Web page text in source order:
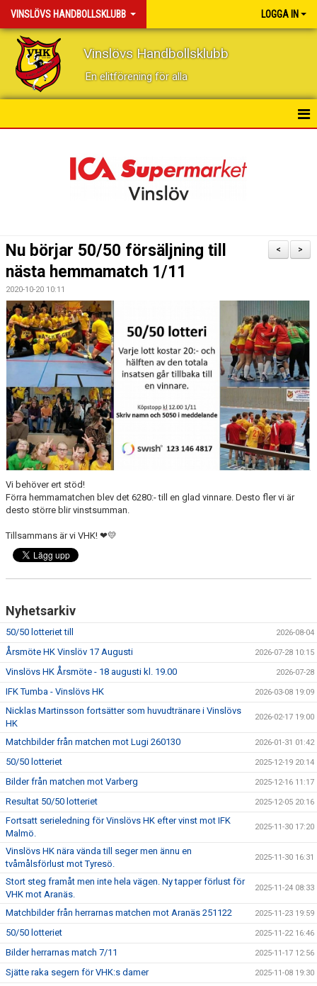
VINSLÖVS HANDBOLLSKLUBB LOGGA IN
Vinslövs Handbollsklubb
En elitförening för alla
BILDGALLERI
MATCHER
LÄNKAR
BLI MEDLEM!
VFC CUPEN
VHK SOCIALA MEDIER
VHK SHOP 2025-2026
TEAM 500
>
<
Nu börjar 50/50 försäljning till
nästa hemmamatch 1/11
2020-10-20 10:11
Vi behöver ert stöd!
Förra hemmamatchen blev det 6280:- till en glad vinnare. Desto fler vi är
desto större blir vinstsumman.
Tillsammans är vi VHK! ❤💛
Nyhetsarkiv
50/50 lotteriet till 2026-08-04
Årsmöte HK Vinslöv 17 Augusti 2026-07-28 10:15
Vinslövs HK Årsmöte - 18 augusti kl. 19.00 2026-07-28
IFK Tumba - Vinslövs HK 2026-03-08 19:09
Nicklas Martinsson fortsätter som huvudtränare i Vinslövs
HK
2026-02-17 19:00
Matchbilder från matchen mot Lugi 260130 2026-01-31 01:42
50/50 lotteriet 2025-12-19 20:14
Bilder från matchen mot Varberg 2025-12-16 11:17
Resultat 50/50 lotteriet 2025-12-05 20:16
Fortsatt serieledning för Vinslövs HK efter vinst mot IFK
Malmö.
2025-11-30 17:20
Vinslövs HK nära vända till seger men ännu en
tvåmålsförlust mot Tyresö.
2025-11-30 16:31
Stort steg framåt men inte hela vägen. Ny tapper förlust för
VHK mot Aranäs.
2025-11-24 08:33
Matchbilder från herrarnas matchen mot Aranäs 251122 2025-11-23 19:59
50/50 lotteriet 2025-11-22 16:46
Bilder herrarnas match 7/11 2025-11-17 12:56
Sjätte raka segern för VHK:s damer 2025-11-08 19:30